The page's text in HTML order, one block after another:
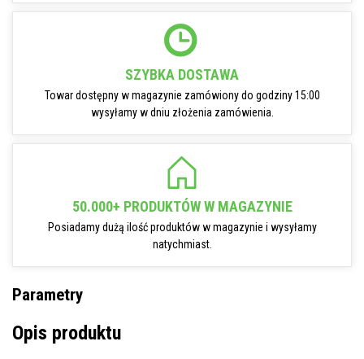
SZYBKA DOSTAWA
Towar dostępny w magazynie zamówiony do godziny 15:00
wysyłamy w dniu złożenia zamówienia.
50.000+ PRODUKTÓW W MAGAZYNIE
Posiadamy dużą ilość produktów w magazynie i wysyłamy
natychmiast.
Parametry
Opis produktu